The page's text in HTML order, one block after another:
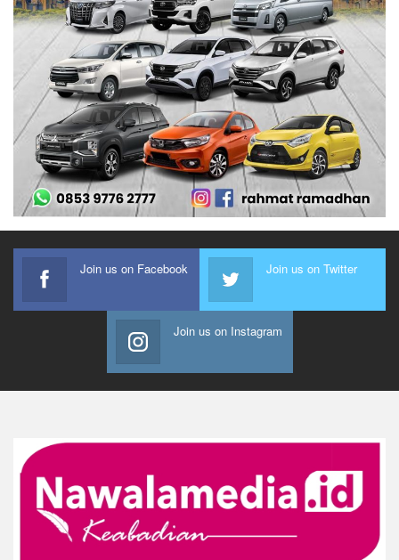
Join us on Facebook Join us on Twitter
Join us on Instagram